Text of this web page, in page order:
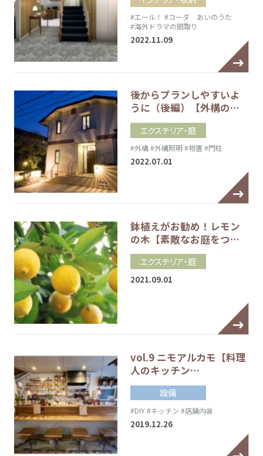
#エール！ #コーダ あいのうた
#海外ドラマの間取り
2022.11.09
後からプランしやすいよ
うに（後編）【外構の…
エクステリア・庭
#外構#外構照明 #物置 #門柱
2022.07.01
鉢植えがお勧め！レモン
の木【素敵なお庭をつ…
エクステリア・庭
2021.09.01
vol.9 ニモアルカモ【料理
人のキッチン…
設備
#DIY#キッチン #店舗内装
2019.12.26